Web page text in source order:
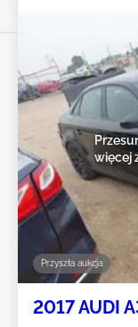
Przyszła aukcja
więcej
2017 AUDI